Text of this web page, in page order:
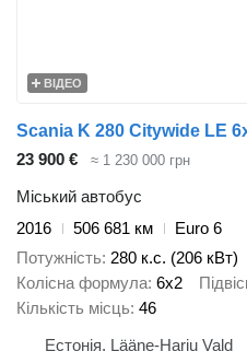
ВІДЕО
23 900 € ≈ 1 230 000 грн
Міський автобус
2016
506 681 км
Euro 6
Потужність 280 к.с. (206 кВт)
Колісна формула 6x2
Кількість місць 46
Естонія, Lääne-Harju Vald